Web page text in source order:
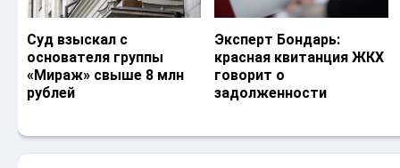
Суд взыскал с
основателя группы
«Мираж» свыше 8 млн
рублей
Эксперт Бондарь:
красная квитанция ЖКХ
говорит о
задолженности